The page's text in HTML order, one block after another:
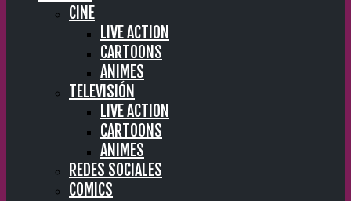
CINE
LIVE ACTION
CARTOONS
ANIMES
TELEVISIÓN
LIVE ACTION
CARTOONS
ANIMES
REDES SOCIALES
COMICS